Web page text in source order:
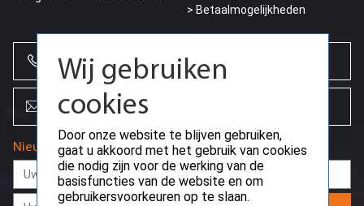
> Betaalmogelijkheden
+31 (0)85 864 0777
info@creoserver.com
Nieuwsbrief
Wij gebruiken
cookies
Door onze website te blijven gebruiken,
gaat u akkoord met het gebruik van cookies
die nodig zijn voor de werking van de
basisfuncties van de website en om
gebruikersvoorkeuren op te slaan.